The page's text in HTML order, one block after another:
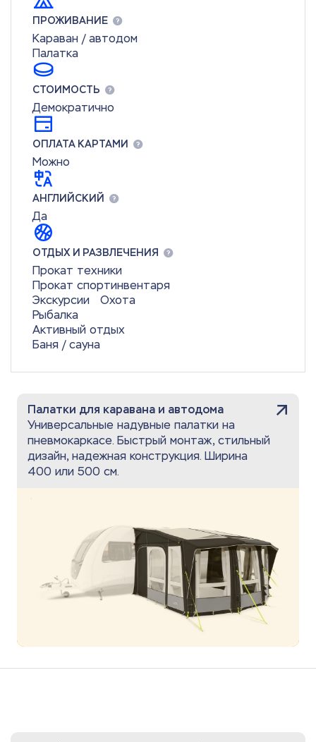
ПРОЖИВАНИЕ
Караван / автодом
Палатка
СТОИМОСТЬ
Демократично
ОПЛАТА КАРТАМИ
Можно
АНГЛИЙСКИЙ
Да
ОТДЫХ И РАЗВЛЕЧЕНИЯ
Прокат техники
Прокат спортинвентаря
Экскурсии
Охота
Рыбалка
Активный отдых
Баня / сауна
Палатки для каравана и автодома
Универсальные надувные палатки на
пневмокаркасе. Быстрый монтаж, стильный
дизайн, надежная конструкция. Ширина
400 или 500 см.